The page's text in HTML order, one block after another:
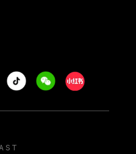
Tiktok WeechatXiaohongshu/